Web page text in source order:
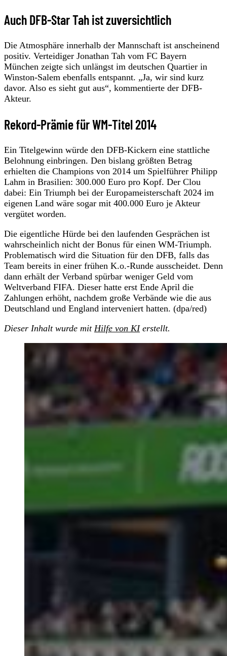
Auch DFB-Star Tah ist zuversichtlich
Die Atmosphäre innerhalb der Mannschaft ist anscheinend
positiv. Verteidiger Jonathan Tah vom FC Bayern
München zeigte sich unlängst im deutschen Quartier in
Winston-Salem ebenfalls entspannt. „Ja, wir sind kurz
davor. Also es sieht gut aus“, kommentierte der DFB-
Akteur.
Rekord-Prämie für WM-Titel 2014
Ein Titelgewinn würde den DFB-Kickern eine stattliche
Belohnung einbringen. Den bislang größten Betrag
erhielten die Champions von 2014 um Spielführer Philipp
Lahm in Brasilien: 300.000 Euro pro Kopf. Der Clou
dabei: Ein Triumph bei der Europameisterschaft 2024 im
eigenen Land wäre sogar mit 400.000 Euro je Akteur
vergütet worden.
Die eigentliche Hürde bei den laufenden Gesprächen ist
wahrscheinlich nicht der Bonus für einen WM-Triumph.
Problematisch wird die Situation für den DFB, falls das
Team bereits in einer frühen K.o.-Runde ausscheidet. Denn
dann erhält der Verband spürbar weniger Geld vom
Weltverband FIFA. Dieser hatte erst Ende April die
Zahlungen erhöht, nachdem große Verbände wie die aus
Deutschland und England interveniert hatten. (dpa/red)
Dieser Inhalt wurde mit Hilfe von KIerstellt.